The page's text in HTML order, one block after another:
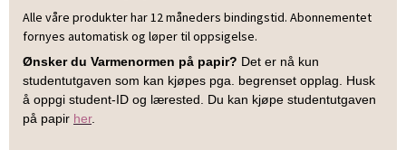
Alle våre produkter har 12 måneders bindingstid. Abonnementet
fornyes automatisk og løper til oppsigelse.
Ønsker du Varmenormen på papir? Det er nå kun
studentutgaven som kan kjøpes pga. begrenset opplag. Husk
å oppgi student-ID og lærested. Du kan kjøpe studentutgaven
på papir her.